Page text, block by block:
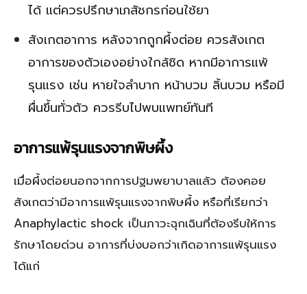
ได้ แต่ควรปรึกษาเภสัชกรก่อนใช้ยา
สังเกตอาการ หลังจากถูกผึ้งต่อย ควรสังเกต
อาการของตัวเองอย่างใกล้ชิด หากมีอาการแพ้
รุนแรง เช่น หายใจลำบาก หน้าบวม ลิ้นบวม หรือมี
ผื่นขึ้นทั่วตัว ควรรีบไปพบแพทย์ทันที
อาการแพ้รุนแรงจากพิษผึ้ง
เมื่อผึ้งต่อยนอกจากการปฐมพยาบาลแล้ว ต้องคอย
สังเกตว่ามีอาการแพ้รุนแรงจากพิษผึ้ง หรือที่เรียกว่า
Anaphylactic shock เป็นภาวะฉุกเฉินที่ต้องรีบให้การ
รักษาโดยด่วน อาการที่บ่งบอกว่าเกิดอาการแพ้รุนแรง
ได้แก่